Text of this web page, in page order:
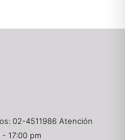
02-4511986 Atención
17:00 pm